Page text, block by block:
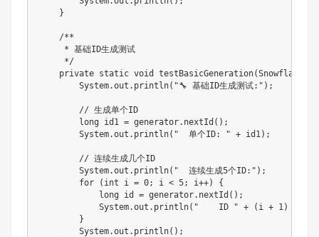
    }
    /**
     * 基础ID生成测试
     */
private static void
        System.out.println("🔧 基础ID生成测试:");
        // 生成单个ID
        long id1 = generator.nextId();
        System.out.println("  单个ID: " + id1);
        // 连续生成几个ID
        System.out.println("  连续生成5个ID:");
        for (int i = 0; i < 5; i++) {
            long id = generator.nextId();
System.out.println("    ID " + (i + 1) + ":
        }
        System.out.println();